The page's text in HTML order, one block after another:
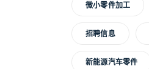
微小零件加工
招聘信息
新能源汽车零件